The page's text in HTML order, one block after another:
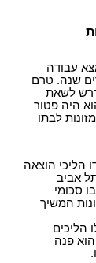
עבודה
שנה. טרם
לשאת
היה פטור
לבתו
הליכי הוצאה
אביב
סכומי
המשיך
הליכים
פנה